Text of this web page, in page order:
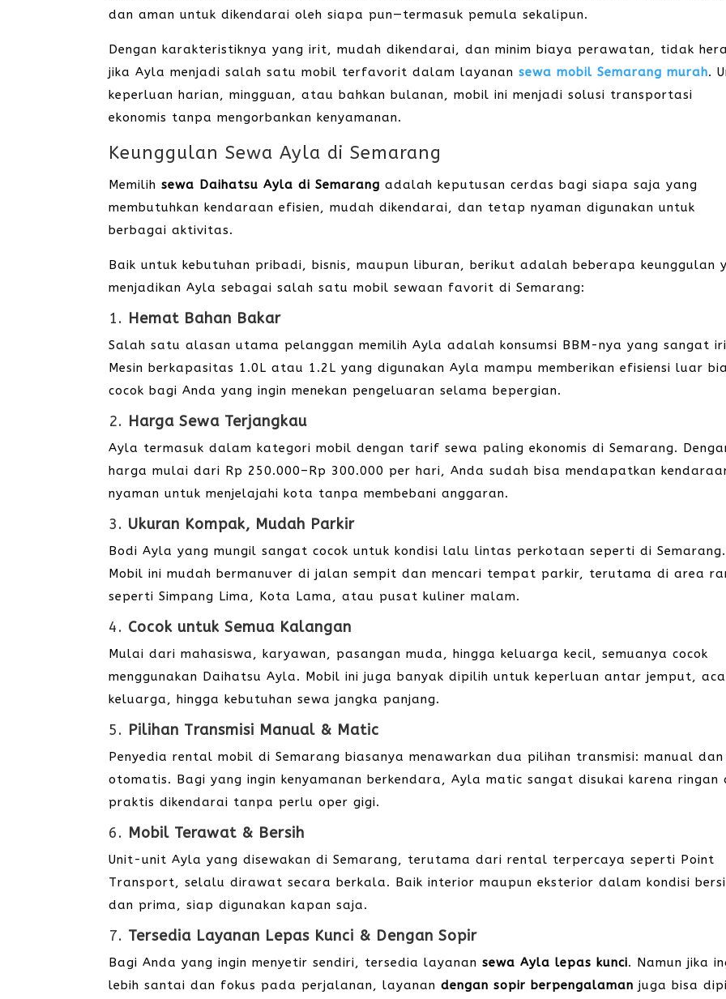
dan aman untuk dikendarai oleh siapa pun—termasuk pemula sekalipun.
Dengan karakteristiknya yang irit, mudah dikendarai, dan minim biaya perawatan, tidak
jika Ayla menjadi salah satu mobil terfavorit dalam layanansewa mobil Semarang murah.
keperluan harian, mingguan, atau bahkan bulanan, mobil ini menjadi solusi transportasi
ekonomis tanpa mengorbankan kenyamanan.
Keunggulan Sewa Ayla di Semarang
Memilihsewa Daihatsu Ayla di Semarang adalah keputusan cerdas bagi siapa saja yang
membutuhkan kendaraan efisien, mudah dikendarai, dan tetap nyaman digunakan untuk
berbagai aktivitas.
Baik untuk kebutuhan pribadi, bisnis, maupun liburan, berikut adalah beberapa keunggulan
menjadikan Ayla sebagai salah satu mobil sewaan favorit di Semarang:
1. Hemat Bahan Bakar
Salah satu alasan utama pelanggan memilih Ayla adalah konsumsi BBM-nya yang sangat
Mesin berkapasitas 1.0L atau 1.2L yang digunakan Ayla mampu memberikan efisiensi luar
cocok bagi Anda yang ingin menekan pengeluaran selama bepergian.
2. Harga Sewa Terjangkau
Ayla termasuk dalam kategori mobil dengan tarif sewa paling ekonomis di Semarang.
harga mulai dari Rp 250.000–Rp 300.000 per hari, Anda sudah bisa mendapatkan
nyaman untuk menjelajahi kota tanpa membebani anggaran.
3. Ukuran Kompak, Mudah Parkir
Bodi Ayla yang mungil sangat cocok untuk kondisi lalu lintas perkotaan seperti di Semarang.
Mobil ini mudah bermanuver di jalan sempit dan mencari tempat parkir, terutama di area
seperti Simpang Lima, Kota Lama, atau pusat kuliner malam.
4. Cocok untuk Semua Kalangan
Mulai dari mahasiswa, karyawan, pasangan muda, hingga keluarga kecil, semuanya cocok
menggunakan Daihatsu Ayla. Mobil ini juga banyak dipilih untuk keperluan antar jemput,
keluarga, hingga kebutuhan sewa jangka panjang.
5. Pilihan Transmisi Manual & Matic
Penyedia rental mobil di Semarang biasanya menawarkan dua pilihan transmisi: manual dan
otomatis. Bagi yang ingin kenyamanan berkendara, Ayla matic sangat disukai karena ringan
praktis dikendarai tanpa perlu oper gigi.
6. Mobil Terawat & Bersih
Unit-unit Ayla yang disewakan di Semarang, terutama dari rental terpercaya seperti Point
Transport, selalu dirawat secara berkala. Baik interior maupun eksterior dalam kondisi
dan prima, siap digunakan kapan saja.
7. Tersedia Layanan Lepas Kunci & Dengan Sopir
Bagi Anda yang ingin menyetir sendiri, tersedia layanansewa Ayla lepas kunci. Namun jika
lebih santai dan fokus pada perjalanan, layanandengan sopir berpengalaman juga bisa